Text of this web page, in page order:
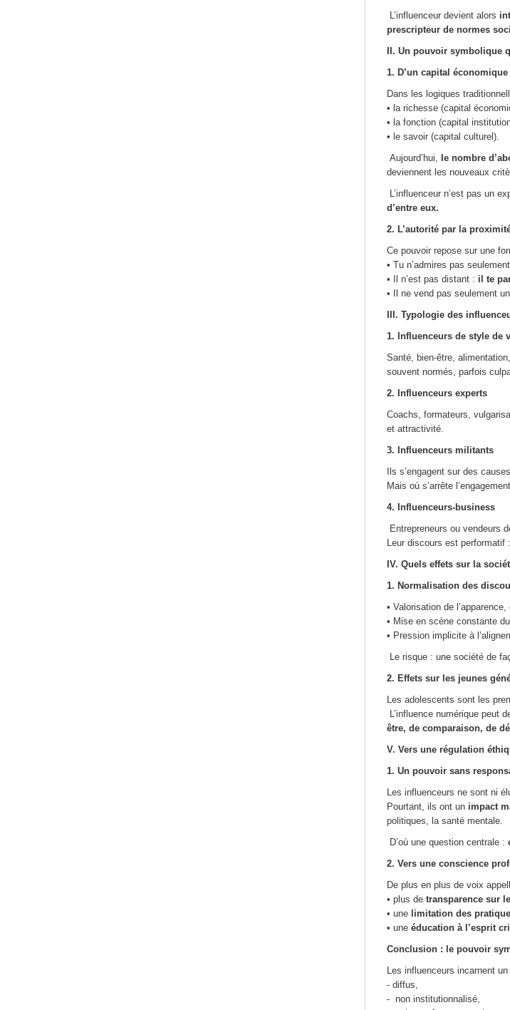
L’influenceur devient alors
prescripteur de normes
II. Un pouvoir symbolique
1. D’un capital
Dans les logiques
• la richesse (capital
• la fonction (capital
• le savoir (capital culturel).
Aujourd’hui, le nombre
deviennent les nouveaux
L’influenceur n’est pas un
d’entre eux.
2. L’autorité par la
Ce pouvoir repose sur une
• Tu n’admires pas
• Il n’est pas distant : il te
• Il ne vend pas seulement
III. Typologie des
1. Influenceurs de style de
Santé, bien-être,
souvent normés, parfois
2. Influenceurs experts
Coachs, formateurs,
et attractivité.
3. Influenceurs militants
Ils s’engagent sur des
Mais où s’arrête
4. Influenceurs-business
Entrepreneurs ou vendeurs
Leur discours est performatif :
IV. Quels effets sur la
1. Normalisation des
• Valorisation de
• Mise en scène constante
• Pression implicite à
Le risque : une société de
2. Effets sur les jeunes
Les adolescents sont les
L’influence numérique peut
être, de comparaison, de
V. Vers une régulation
1. Un pouvoir sans
Les influenceurs ne sont ni
Pourtant, ils ont un impact
politiques, la santé mentale.
D’où une question centrale :
2. Vers une conscience
De plus en plus de voix
• plus de transparence sur
• une limitation des
• une éducation à l’esprit
Conclusion : le pouvoir
Les influenceurs incarnent un
- diffus,
- non institutionnalisé,